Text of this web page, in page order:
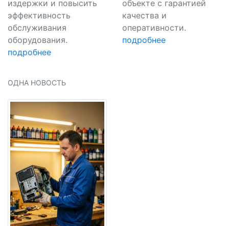
издержки и повысить
эффективность
обслуживания
оборудования.
подробнее
объекте с гарантией
качества и
оперативности.
подробнее
ОДНА НОВОСТЬ